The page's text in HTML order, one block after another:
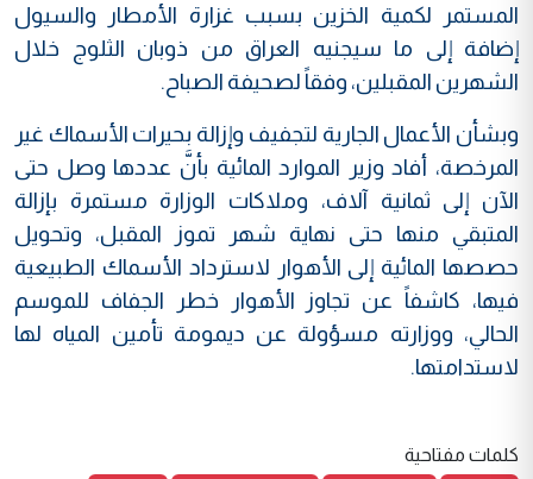
المستمر لكمية الخزين بسبب غزارة الأمطار والسيول
إضافة إلى ما سيجنيه العراق من ذوبان الثلوج خلال
الشهرين المقبلين، وفقاً لصحيفة الصباح.
وبشأن الأعمال الجارية لتجفيف وإزالة بحيرات الأسماك غير
المرخصة، أفاد وزير الموارد المائية بأنَّ عددها وصل حتى
الآن إلى ثمانية آلاف، وملاكات الوزارة مستمرة بإزالة
المتبقي منها حتى نهاية شهر تموز المقبل، وتحويل
حصصها المائية إلى الأهوار لاسترداد الأسماك الطبيعية
فيها، كاشفاً عن تجاوز الأهوار خطر الجفاف للموسم
الحالي، ووزارته مسؤولة عن ديمومة تأمين المياه لها
لاستدامتها.
كلمات مفتاحية